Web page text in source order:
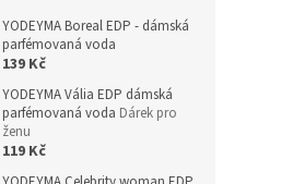
YODEYMA Boreal EDP - dámská
parfémovaná voda
139 Kč
YODEYMA Vália EDP dámská
parfémovaná voda Dárek pro
ženu
119 Kč